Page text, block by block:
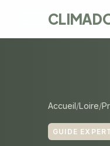
Accueil Loire
GUIDE